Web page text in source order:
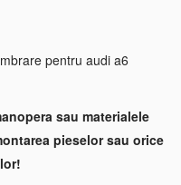
pentru audi a6
sau materialele
pieselor sau orice